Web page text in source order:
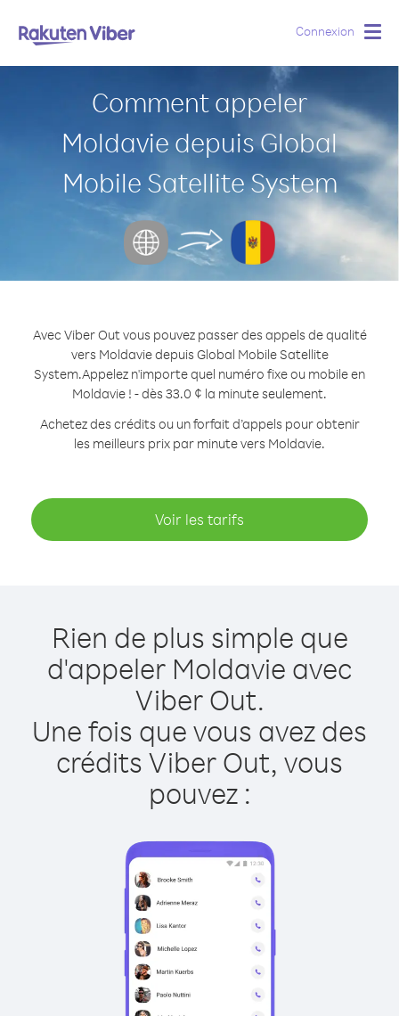
Connexion
Comment appeler
Moldavie depuis Global
Mobile Satellite System
Avec Viber Out vous pouvez passer des appels de qualité
vers Moldavie depuis Global Mobile Satellite
System.Appelez n'importe quel numéro fixe ou mobile en
Moldavie ! - dès 33.0 ¢ la minute seulement.
Achetez des crédits ou un forfait d’appels pour obtenir
les meilleurs prix par minute vers Moldavie.
Voir les tarifs
Rien de plus simple que
d'appeler Moldavie avec
Viber Out.
Une fois que vous avez des
crédits Viber Out, vous
pouvez :